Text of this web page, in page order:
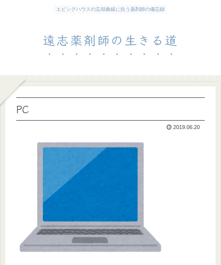
エビングハウスの忘却曲線に抗う薬剤師の備忘録
遠志薬剤師の生きる道
PC
2019.06.20